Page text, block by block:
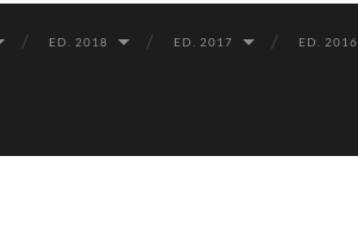
ED. 2018 ED. 2017 ED. 2016